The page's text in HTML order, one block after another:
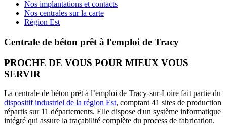
Nos implantations et contacts
Nos centrales sur la carte
Région Est
Centrale de béton prêt à l'emploi de Tracy
PROCHE DE VOUS POUR MIEUX VOUS
SERVIR
La centrale de béton prêt à l’emploi de Tracy-sur-Loire fait partie du
dispositif industriel de la région Est, comptant 41 sites de production
répartis sur 11 départements. Elle dispose d'un système informatique
intégré qui assure la traçabilité complète du process de fabrication.